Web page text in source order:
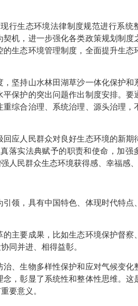
行生态环境法律制度规范进行系统
机，进一步强化各类政策规划制度
生态环境管理制度，全面提升生态
坚持山水林田湖草沙一体化保护和
保护的突出问题作出制度安排。要
综合治理、系统治理、源头治理，
应人民群众对良好生态环境的新期
落实法典赋予的职责和使命，加强
人民群众生态环境获得感、幸福感、
领，具有中国特色、体现时代特点
主要成果，比如生态环境保护督察
同并进、相得益彰。
、生物多样性保护和应对气候变化
，彰显了系统性和整体性思维。这
要意义。